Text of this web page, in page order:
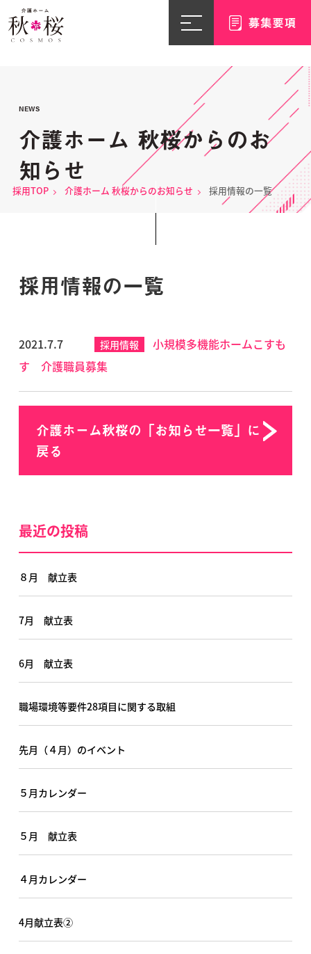
NEWS
介護ホーム 秋桜からのお
知らせ
採用TOP 介護ホーム 秋桜からのお知らせ 採用情報の一覧
採用情報の一覧
2021.7.7 採用情報
小規模多機能ホームこすも
す 介護職員募集
介護ホーム秋桜の「お知らせ一覧」に
戻る
最近の投稿
８月 献立表
7月 献立表
6月 献立表
職場環境等要件28項目に関する取組
先月（４月）のイベント
５月カレンダー
５月 献立表
４月カレンダー
4月献立表②